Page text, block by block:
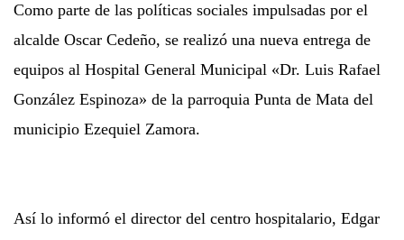
Como parte de las políticas sociales impulsadas por el
alcalde Oscar Cedeño, se realizó una nueva entrega de
equipos al Hospital General Municipal «Dr. Luis Rafael
González Espinoza» de la parroquia Punta de Mata del
municipio Ezequiel Zamora.
Así lo informó el director del centro hospitalario, Edgar